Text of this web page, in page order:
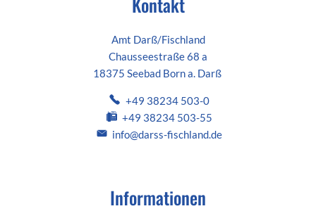
Amt Darß/Fischland
Chausseestraße 68 a
18375 Seebad Born a. Darß
+49 38234 503-0
+49 38234 503-55
info@darss-fischland.de
Informationen